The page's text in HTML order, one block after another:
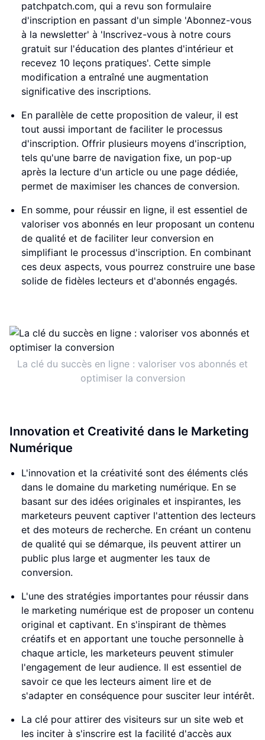
patchpatch.com, qui a revu son formulaire
d'inscription en passant d'un simple 'Abonnez-vous
à la newsletter' à 'Inscrivez-vous à notre cours
gratuit sur l'éducation des plantes d'intérieur et
recevez 10 leçons pratiques'. Cette simple
modification a entraîné une augmentation
significative des inscriptions.
En parallèle de cette proposition de valeur, il est
tout aussi important de faciliter le processus
d'inscription. Offrir plusieurs moyens d'inscription,
tels qu'une barre de navigation fixe, un pop-up
après la lecture d'un article ou une page dédiée,
permet de maximiser les chances de conversion.
En somme, pour réussir en ligne, il est essentiel de
valoriser vos abonnés en leur proposant un contenu
de qualité et de faciliter leur conversion en
simplifiant le processus d'inscription. En combinant
ces deux aspects, vous pourrez construire une base
solide de fidèles lecteurs et d'abonnés engagés.
La clé du succès en ligne : valoriser vos abonnés et
optimiser la conversion
Innovation et Creativité dans le Marketing
Numérique
L'innovation et la créativité sont des éléments clés
dans le domaine du marketing numérique. En se
basant sur des idées originales et inspirantes, les
marketeurs peuvent captiver l'attention des lecteurs
et des moteurs de recherche. En créant un contenu
de qualité qui se démarque, ils peuvent attirer un
public plus large et augmenter les taux de
conversion.
L'une des stratégies importantes pour réussir dans
le marketing numérique est de proposer un contenu
original et captivant. En s'inspirant de thèmes
créatifs et en apportant une touche personnelle à
chaque article, les marketeurs peuvent stimuler
l'engagement de leur audience. Il est essentiel de
savoir ce que les lecteurs aiment lire et de
s'adapter en conséquence pour susciter leur intérêt.
La clé pour attirer des visiteurs sur un site web et
les inciter à s'inscrire est la facilité d'accès aux